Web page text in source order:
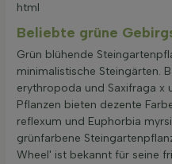
html
Beliebte grüne
Grün blühende
minimalistische Steingärten.
erythropoda und Saxifraga x
Pflanzen bieten dezente
reflexum und Euphorbia
grünfarbene
Wheel' ist bekannt für seine